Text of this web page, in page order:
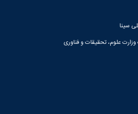
سینا
علوم، تحقیقات و فناوری